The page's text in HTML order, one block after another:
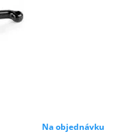
Na objednávku